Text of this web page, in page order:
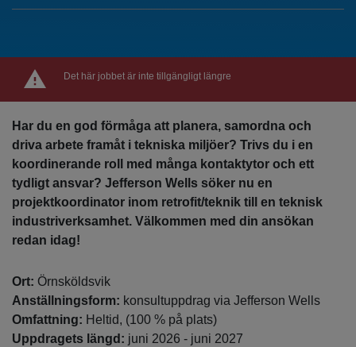
Det här jobbet är inte tillgängligt längre
Har du en god förmåga att planera, samordna och
driva arbete framåt i tekniska miljöer? Trivs du i en
koordinerande roll med många kontaktytor och ett
tydligt ansvar? Jefferson Wells söker nu en
projektkoordinator inom retrofit/teknik till en teknisk
industriverksamhet. Välkommen med din ansökan
redan idag!
Ort: Örnsköldsvik
Anställningsform: konsultuppdrag via Jefferson Wells
Omfattning: Heltid, (100 % på plats)
Uppdragets längd: juni 2026 - juni 2027